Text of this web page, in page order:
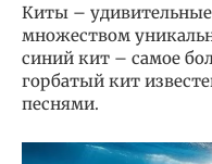
Киты –
множеством
синий кит – самое
горбатый кит
песнями.